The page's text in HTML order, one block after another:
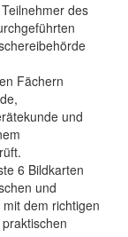
des
Fächern
und
6 Bildkarten
und
dem richtigen